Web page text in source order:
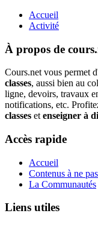
Accueil
Activité
À propos de
Cours.net vous permet
classes, aussi bien au
ligne, devoirs, travaux
notifications, etc.
classes et enseigner à
Accès rapide
Accueil
Contenus à ne
La Communautés
Liens utiles